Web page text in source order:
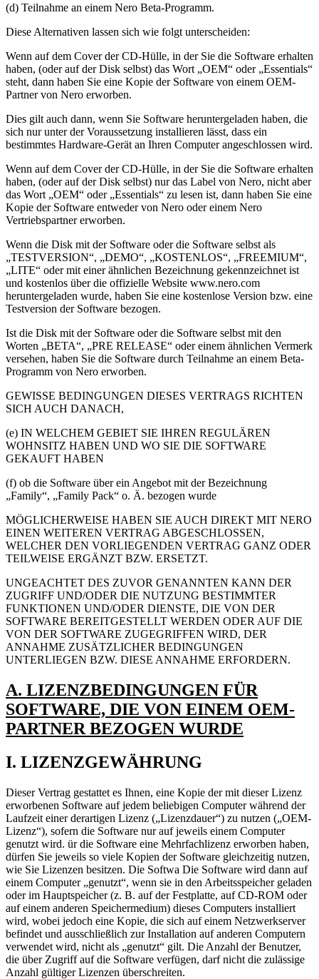
(d) Teilnahme an einem Nero Beta-Programm.
Diese Alternativen lassen sich wie folgt unterscheiden:
Wenn auf dem Cover der CD-Hülle, in der Sie die Software erhalten
haben, (oder auf der Disk selbst) das Wort „OEM“ oder „Essentials“
steht, dann haben Sie eine Kopie der Software von einem OEM-
Partner von Nero erworben.
Dies gilt auch dann, wenn Sie Software heruntergeladen haben, die
sich nur unter der Voraussetzung installieren lässt, dass ein
bestimmtes Hardware-Gerät an Ihren Computer angeschlossen wird.
Wenn auf dem Cover der CD-Hülle, in der Sie die Software erhalten
haben, (oder auf der Disk selbst) nur das Label von Nero, nicht aber
das Wort „OEM“ oder „Essentials“ zu lesen ist, dann haben Sie eine
Kopie der Software entweder von Nero oder einem Nero
Vertriebspartner erworben.
Wenn die Disk mit der Software oder die Software selbst als
„TESTVERSION“, „DEMO“, „KOSTENLOS“, „FREEMIUM“,
„LITE“ oder mit einer ähnlichen Bezeichnung gekennzeichnet ist
und kostenlos über die offizielle Website www.nero.com
heruntergeladen wurde, haben Sie eine kostenlose Version bzw. eine
Testversion der Software bezogen.
Ist die Disk mit der Software oder die Software selbst mit den
Worten „BETA“, „PRE RELEASE“ oder einem ähnlichen Vermerk
versehen, haben Sie die Software durch Teilnahme an einem Beta-
Programm von Nero erworben.
GEWISSE BEDINGUNGEN DIESES VERTRAGS RICHTEN
SICH AUCH DANACH,
(e) IN WELCHEM GEBIET SIE IHREN REGULÄREN
WOHNSITZ HABEN UND WO SIE DIE SOFTWARE
GEKAUFT HABEN
(f) ob die Software über ein Angebot mit der Bezeichnung
„Family“, „Family Pack“ o. Ä. bezogen wurde
MÖGLICHERWEISE HABEN SIE AUCH DIREKT MIT NERO
EINEN WEITEREN VERTRAG ABGESCHLOSSEN,
WELCHER DEN VORLIEGENDEN VERTRAG GANZ ODER
TEILWEISE ERGÄNZT BZW. ERSETZT.
UNGEACHTET DES ZUVOR GENANNTEN KANN DER
ZUGRIFF UND/ODER DIE NUTZUNG BESTIMMTER
FUNKTIONEN UND/ODER DIENSTE, DIE VON DER
SOFTWARE BEREITGESTELLT WERDEN ODER AUF DIE
VON DER SOFTWARE ZUGEGRIFFEN WIRD, DER
ANNAHME ZUSÄTZLICHER BEDINGUNGEN
UNTERLIEGEN BZW. DIESE ANNAHME ERFORDERN.
A. LIZENZBEDINGUNGEN FÜR
SOFTWARE, DIE VON EINEM OEM-
PARTNER BEZOGEN WURDE
I. LIZENZGEWÄHRUNG
Dieser Vertrag gestattet es Ihnen, eine Kopie der mit dieser Lizenz
erworbenen Software auf jedem beliebigen Computer während der
Laufzeit einer derartigen Lizenz („Lizenzdauer“) zu nutzen („OEM-
Lizenz“), sofern die Software nur auf jeweils einem Computer
genutzt wird. ür die Software eine Mehrfachlizenz erworben haben,
dürfen Sie jeweils so viele Kopien der Software gleichzeitig nutzen,
wie Sie Lizenzen besitzen. Die Softwa Die Software wird dann auf
einem Computer „genutzt“, wenn sie in den Arbeitsspeicher geladen
oder im Hauptspeicher (z. B. auf der Festplatte, auf CD-ROM oder
auf einem anderen Speichermedium) dieses Computers installiert
wird, wobei jedoch eine Kopie, die sich auf einem Netzwerkserver
befindet und ausschließlich zur Installation auf anderen Computern
verwendet wird, nicht als „genutzt“ gilt. Die Anzahl der Benutzer,
die über Zugriff auf die Software verfügen, darf nicht die zulässige
Anzahl gültiger Lizenzen überschreiten.